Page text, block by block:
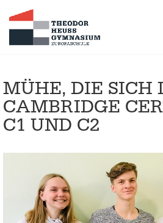
MÜHE, DIE SICH
CAMBRIDGE
C1 UND C2